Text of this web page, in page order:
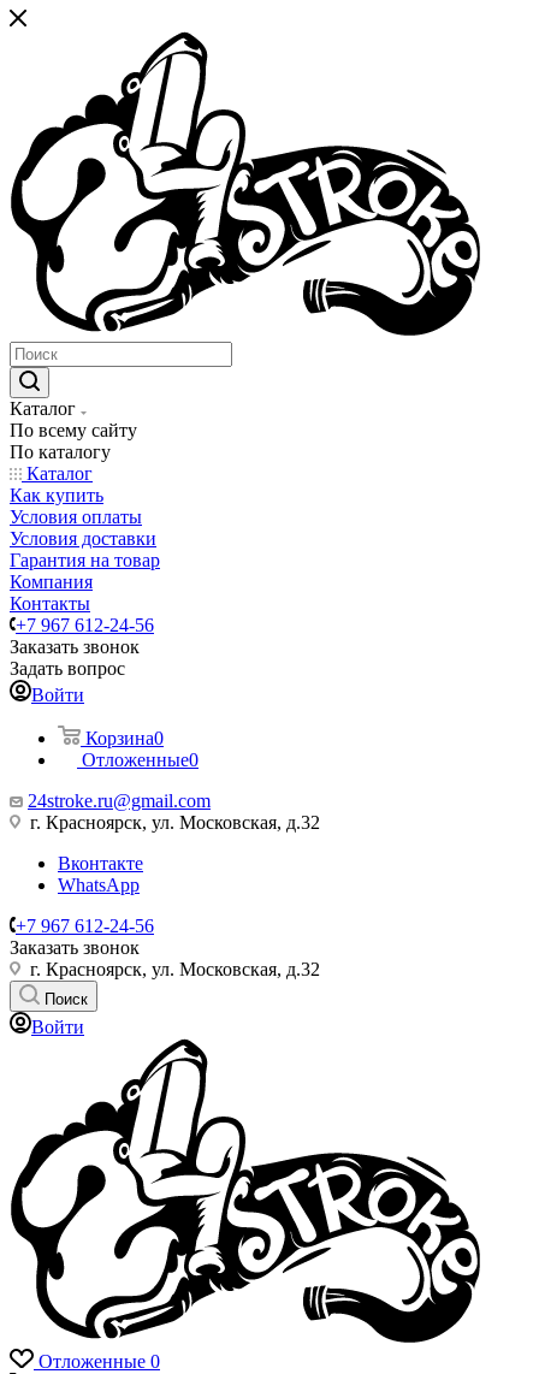
Каталог
По всему сайту
По каталогу
Каталог
Как купить
Условия оплаты
Условия доставки
Гарантия на товар
Компания
Контакты
+7 967 612-24-56
Заказать звонок
Задать вопрос
Войти
Корзина0
Отложенные0
24stroke.ru@gmail.com
г. Красноярск, ул. Московская, д.32
Вконтакте
WhatsApp
+7 967 612-24-56
Заказать звонок
г. Красноярск, ул. Московская, д.32
Поиск
Войти
Отложенные 0